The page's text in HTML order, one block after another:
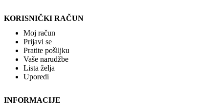
KORISNIČKI RAČUN
Moj račun
Prijavi se
Pratite pošiljku
Vaše narudžbe
Lista želja
Uporedi
INFORMACIJE